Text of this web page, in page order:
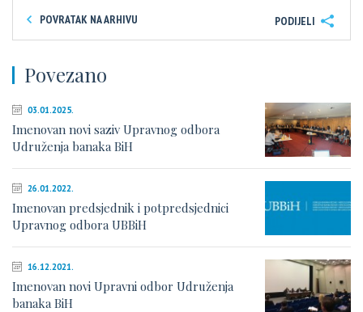
POVRATAK NA ARHIVU PODIJELI
Povezano
03.01.2025.
Imenovan novi saziv Upravnog odbora
Udruženja banaka BiH
26.01.2022.
Imenovan predsjednik i potpredsjednici
Upravnog odbora UBBiH
16.12.2021.
Imenovan novi Upravni odbor Udruženja
banaka BiH